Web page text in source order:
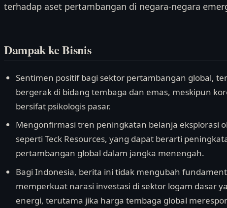
terhadap aset pertambangan di negara-negara
Dampak ke Bisnis
Sentimen positif bagi sektor pertambangan global,
bergerak di bidang tembaga dan emas, meskipun
bersifat psikologis pasar.
Mengonfirmasi tren peningkatan belanja eksplorasi
seperti Teck Resources, yang dapat berarti
pertambangan global dalam jangka menengah.
Bagi Indonesia, berita ini tidak mengubah
memperkuat narasi investasi di sektor logam dasar
energi, terutama jika harga tembaga global